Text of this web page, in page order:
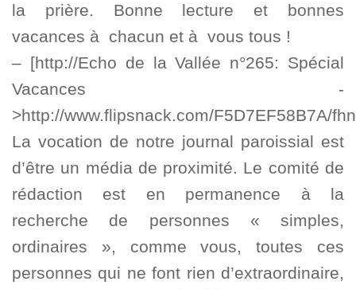
la prière. Bonne lecture et bonnes
vacances à chacun et à vous tous !
– [http://Echo de la Vallée n°265: Spécial
Vacances -
>http://www.flipsnack.com/F5D7EF58B7A/
La vocation de notre journal paroissial est
d’être un média de proximité. Le comité de
rédaction est en permanence à la
recherche de personnes « simples,
ordinaires », comme vous, toutes ces
personnes qui ne font rien d’extraordinaire,